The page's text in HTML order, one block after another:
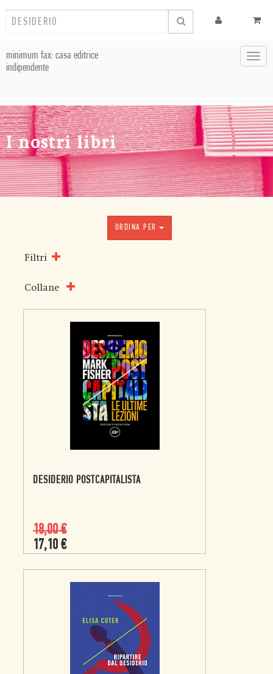
minimum fax: casa editrice
indipendente
I nostri libri
ORDINA PER
Filtri
Collane
DESIDERIO POSTCAPITALISTA
18,00€
17,10 €